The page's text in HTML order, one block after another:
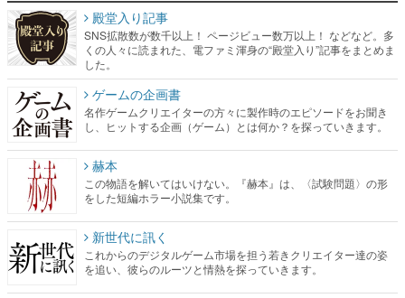
殿堂入り記事
SNS拡散数が数千以上！ ページビュー数万以上！ などなど。多
くの人々に読まれた、電ファミ渾身の“殿堂入り”記事をまとめま
した。
ゲームの企画書
名作ゲームクリエイターの方々に製作時のエピソードをお聞き
し、ヒットする企画（ゲーム）とは何か？を探っていきます。
赫本
この物語を解いてはいけない。『赫本』は、〈試験問題〉の形
をした短編ホラー小説集です。
新世代に訊く
これからのデジタルゲーム市場を担う若きクリエイター達の姿
を追い、彼らのルーツと情熱を探っていきます。